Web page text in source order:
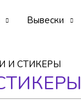
Вывески
И СТИКЕРЫ